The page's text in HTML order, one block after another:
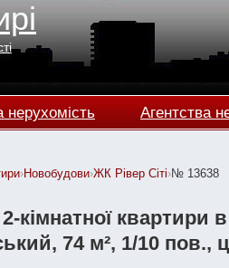
нерухомість Агентства
›Новобудови›ЖК Рівер Сіті›№ 13638
кімнатної квартири
74 м², 1/10 пов.,